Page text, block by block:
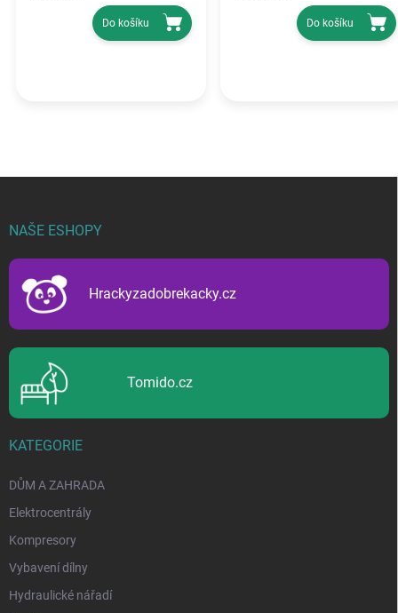
Do košíku Do košíku
NAŠE ESHOPY
Hrackyzadobrekacky.cz
Tomido.cz
KATEGORIE
DŮM A ZAHRADA
Elektrocentrály
Kompresory
Vybavení dílny
Hydraulické nářadí